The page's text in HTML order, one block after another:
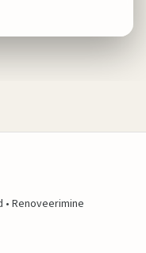
• Renoveerimine